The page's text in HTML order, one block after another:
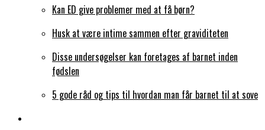
Kan ED give problemer med at få børn?
Husk at være intime sammen efter graviditeten
Disse undersøgelser kan foretages af barnet inden
fødslen
5 gode råd og tips til hvordan man får barnet til at sove